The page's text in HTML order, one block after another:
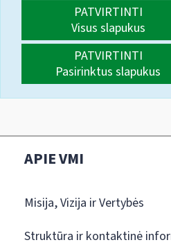
PATVIRTINTI
Visus slapukus
PATVIRTINTI
Pasirinktus slapukus
APIE VMI
Misija, Vizija ir Vertybės
Struktūra ir kontaktinė